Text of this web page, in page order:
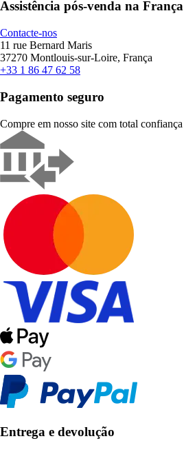
Assistência pós-venda na França
Contacte-nos
11 rue Bernard Maris
37270 Montlouis-sur-Loire, França
+33 1 86 47 62 58
Pagamento seguro
Compre em nosso site com total confiança
Entrega e devolução